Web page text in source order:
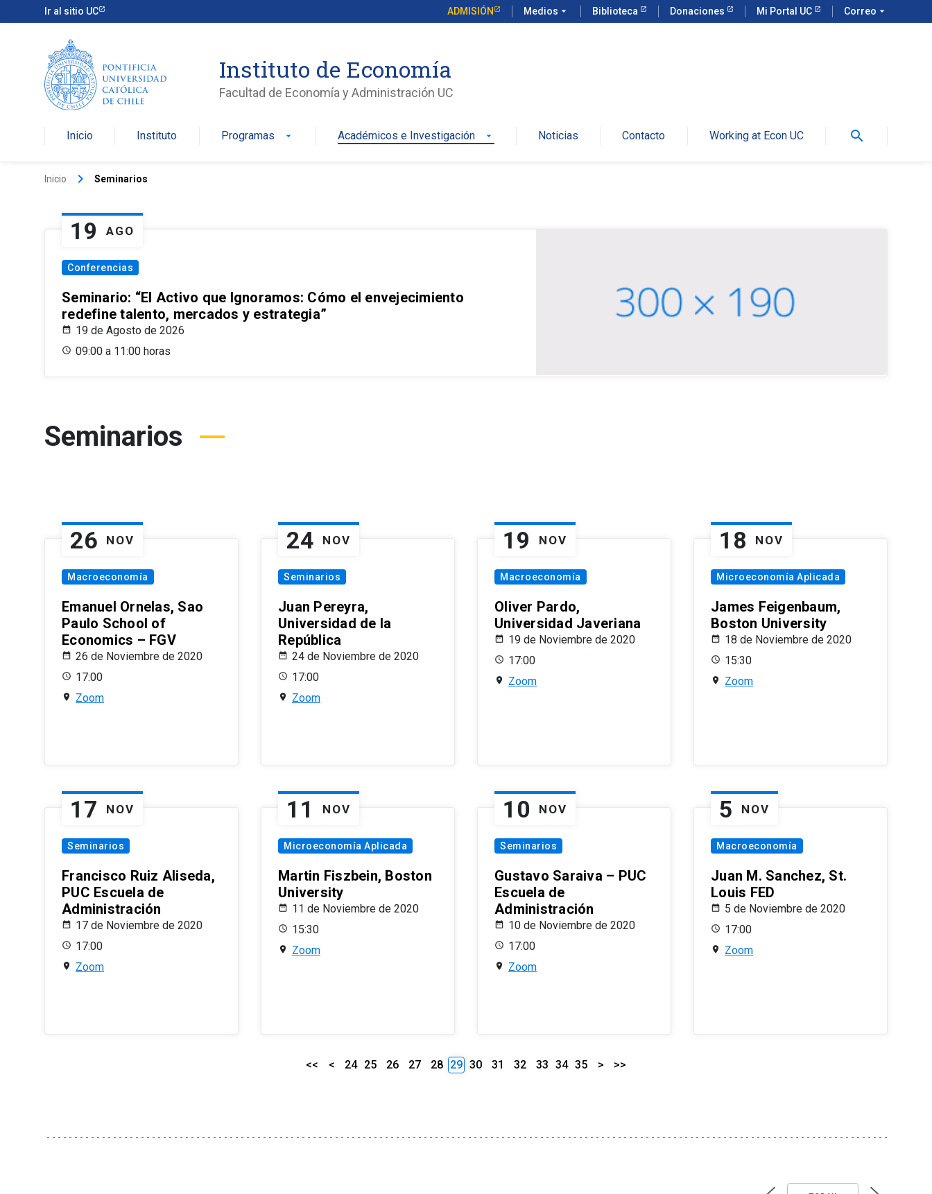
Ir al sitio UC ADMISIÓN Medios arrow_drop_down Biblioteca Donaciones Mi Portal UC Correo arrow_drop_down
Instituto de Economía
Facultad de Economía y Administración UC
Inicio Instituto Programas arrow_drop_down Académicos e Investigación arrow_drop_down Noticias Contacto Working at Econ UC search
Inicio keyboard_arrow_right Seminarios
19 AGO
Conferencias
Seminario: “El Activo que Ignoramos: Cómo el envejecimiento
redefine talento, mercados y estrategia”
19 de Agosto de 2026
09:00 a 11:00 horas
Seminarios
26 NOV
Macroeconomía
Emanuel Ornelas, Sao
Paulo School of
Economics – FGV
26 de Noviembre de 2020
17:00
Zoom
24 NOV
Seminarios
Juan Pereyra,
Universidad de la
República
24 de Noviembre de 2020
17:00
Zoom
19 NOV
Macroeconomía
Oliver Pardo,
Universidad Javeriana
19 de Noviembre de 2020
17:00
Zoom
18 NOV
Microeconomía Aplicada
James Feigenbaum,
Boston University
18 de Noviembre de 2020
15:30
Zoom
17 NOV
Seminarios
Francisco Ruiz Aliseda,
PUC Escuela de
Administración
17 de Noviembre de 2020
17:00
Zoom
11 NOV
Microeconomía Aplicada
Martin Fiszbein, Boston
University
11 de Noviembre de 2020
15:30
Zoom
10 NOV
Seminarios
Gustavo Saraiva – PUC
Escuela de
Administración
10 de Noviembre de 2020
17:00
Zoom
5 NOV
Macroeconomía
Juan M. Sanchez, St.
Louis FED
5 de Noviembre de 2020
17:00
Zoom
<< < 24 25 26 27 28 29 30 31 32 33 34 35 > >>